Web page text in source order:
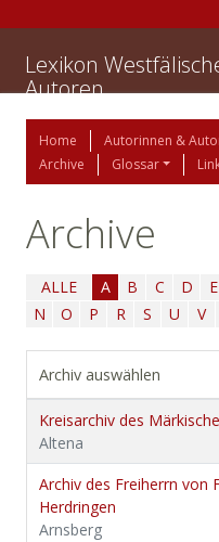
Lexikon
Autoren
Home Autorinnen &
Archive
Glossar
Archive
ALLE A B C D E
N
O P R S U V
Archiv auswählen
Kreisarchiv des
Altena
Archiv des Freiherrn von
Herdringen
Arnsberg